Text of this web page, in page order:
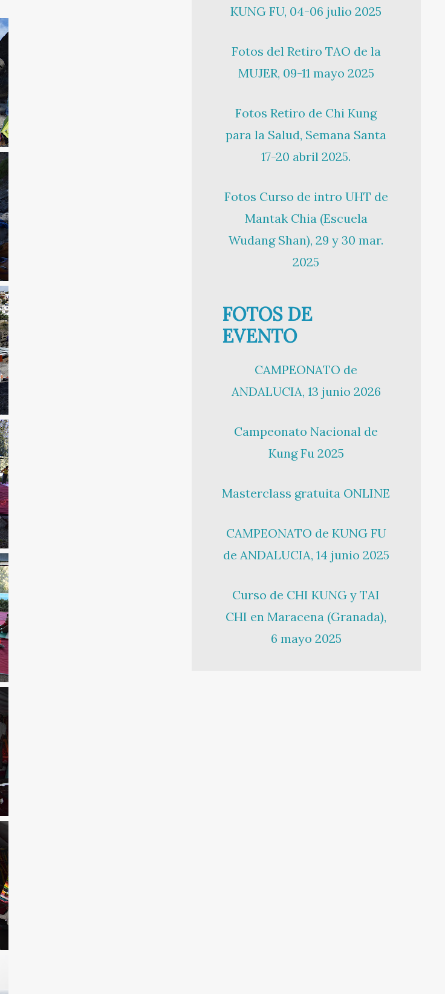
KUNG FU, 04-06 julio 2025
Fotos del Retiro TAO de la
MUJER, 09-11 mayo 2025
Fotos Retiro de Chi Kung
para la Salud, Semana Santa
17-20 abril 2025.
Fotos Curso de intro UHT de
Mantak Chia (Escuela
Wudang Shan), 29 y 30 mar.
2025
FOTOS DE
EVENTO
CAMPEONATO de
ANDALUCIA, 13 junio 2026
Campeonato Nacional de
Kung Fu 2025
Masterclass gratuita ONLINE
CAMPEONATO de KUNG FU
de ANDALUCIA, 14 junio 2025
Curso de CHI KUNG y TAI
CHI en Maracena (Granada),
6 mayo 2025